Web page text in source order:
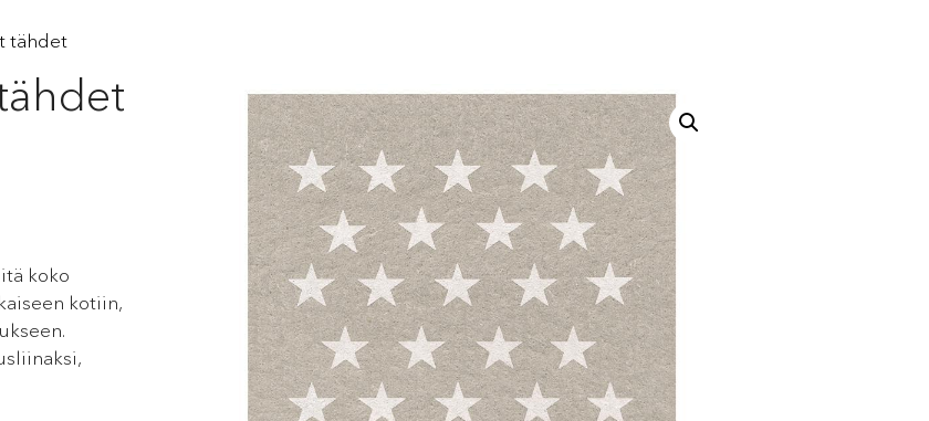
tähdet
koko
kotiin,